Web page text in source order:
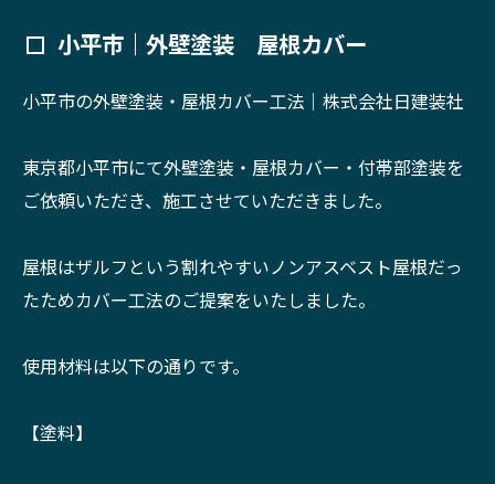
小平市｜外壁塗装 屋根カバー
小平市の外壁塗装・屋根カバー工法｜株式会社日建装社
東京都小平市にて外壁塗装・屋根カバー・付帯部塗装を
ご依頼いただき、施工させていただきました。
屋根はザルフという割れやすいノンアスベスト屋根だっ
たためカバー工法のご提案をいたしました。
使用材料は以下の通りです。
【塗料】